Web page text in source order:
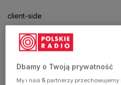
client-side
exception
hasDbamy o Twoją prywatność
My i nasi5 partnerzy